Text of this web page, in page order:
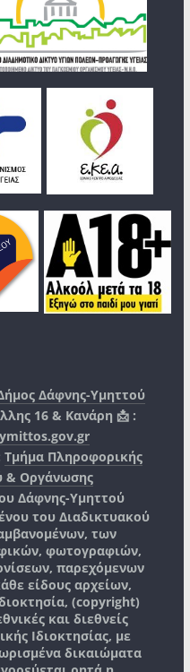
Δάφνης-Υμηττού
16 & Κανάρη 📩 :
Τμήμα Πληροφορικής
& Οργάνωσης
Δάφνης-Υμηττού
του Διαδικτυακού
των
φωτογραφιών,
παρεχόμενων
είδους αρχείων,
(copyright)
και διεθνείς
Ιδιοκτησίας, με
δικαιώματα